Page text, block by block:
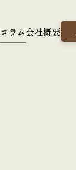
コラム 会社概要